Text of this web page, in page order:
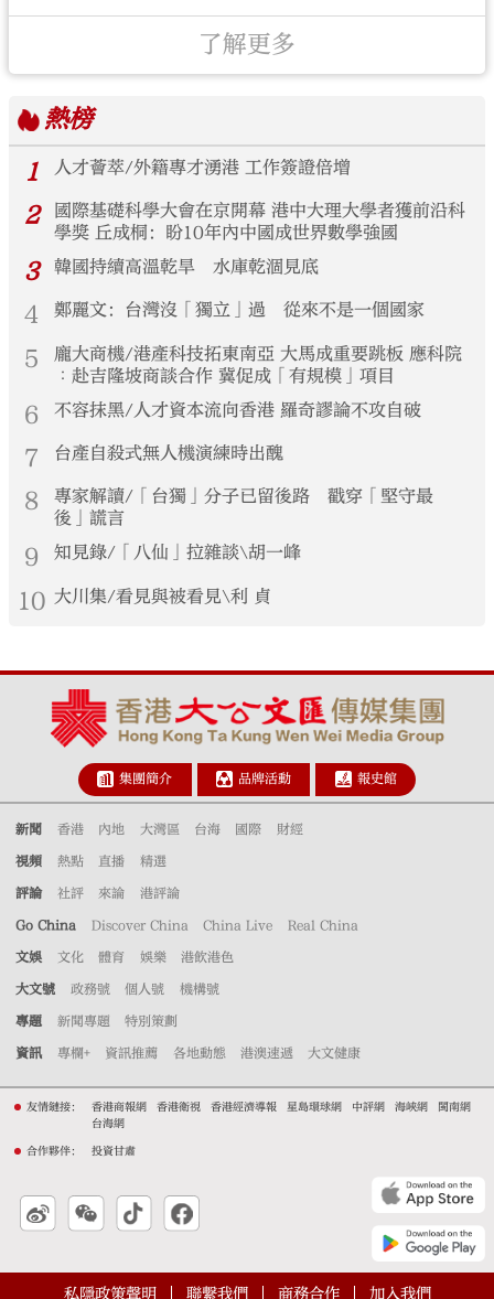
了解更多
熱榜
1
人才薈萃/外籍專才湧港 工作簽證倍增
2
國際基礎科學大會在京開幕 港中大理大學者獲前沿科
學獎 丘成桐：盼10年內中國成世界數學強國
3 韓國持續高溫乾旱 水庫乾涸見底
4 鄭麗文：台灣沒「獨立」過 從來不是一個國家
5
龐大商機/港產科技拓東南亞 大馬成重要跳板 應科院
︰赴吉隆坡商談合作 冀促成「有規模」項目
6 不容抹黑/人才資本流向香港 羅奇謬論不攻自破
7 台產自殺式無人機演練時出醜
8
專家解讀/「台獨」分子已留後路 戳穿「堅守最
後」謊言
9 知見錄/「八仙」拉雜談\胡一峰
10 大川集/看見與被看見\利 貞
集團簡介 品牌活動 報史館
新聞 香港 內地 大灣區 台海 國際 財經
視頻 熱點 直播 精選
評論 社評 來論 港評論
Go China Discover China China Live Real China
文娛 文化 體育 娛樂 港飲港色
大文號 政務號 個人號 機構號
專題 新聞專題 特別策劃
資訊 專欄+ 資訊推薦 各地動態 港澳速遞 大文健康
友情鏈接： 香港商報網 香港衛視 香港經濟導報 星島環球網 中評網 海峽網
閩南網
台海網
合作夥伴： 投資甘肅
私隱政策聲明 聯繫我們 商務合作 加入我們